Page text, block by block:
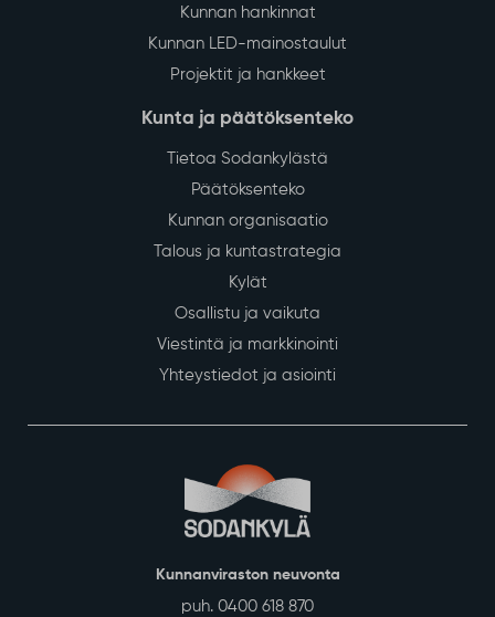
Kunnan hankinnat
Kunnan LED-mainostaulut
Projektit ja hankkeet
Kunta ja päätöksenteko
Tietoa Sodankylästä
Päätöksenteko
Kunnan organisaatio
Talous ja kuntastrategia
Kylät
Osallistu ja vaikuta
Viestintä ja markkinointi
Yhteystiedot ja asiointi
Kunnanviraston neuvonta
puh. 0400 618 870